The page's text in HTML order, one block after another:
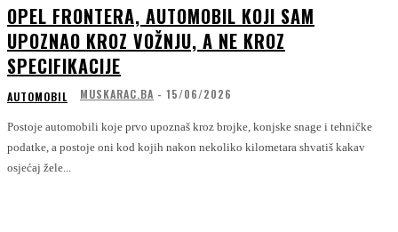
OPEL FRONTERA, AUTOMOBIL KOJI SAM
UPOZNAO KROZ VOŽNJU, A NE KROZ
SPECIFIKACIJE
AUTOMOBIL MUSKARAC.BA - 15/06/2026
Postoje automobili koje prvo upoznaš kroz brojke, konjske snage i tehničke
podatke, a postoje oni kod kojih nakon nekoliko kilometara shvatiš kakav
osjećaj žele...